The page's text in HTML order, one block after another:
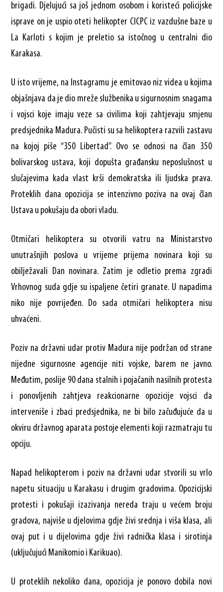
brigadi. Djelujući sa još jednom osobom i koristeći policijske
isprave on je uspio oteti helikopter CICPC iz vazdušne baze u
La Karloti s kojim je preletio sa istočnog u centralni dio
Karakasa.
U isto vrijeme, na Instagramu je emitovao niz videa u kojima
objašnjava da je dio mreže službenika u sigurnosnim snagama
i vojsci koje imaju veze sa civilima koji zahtjevaju smjenu
predsjednika Madura. Pučisti su sa helikoptera razvili zastavu
na kojoj piše “350 Libertad”. Ovo se odnosi na član 350
bolivarskog ustava, koji dopušta građansku neposlušnost u
slučajevima kada vlast krši demokratska ili ljudska prava.
Proteklih dana opozicija se intenzivno poziva na ovaj član
Ustava u pokušaju da obori vladu.
Otmičari helikoptera su otvorili vatru na Ministarstvo
unutrašnjih poslova u vrijeme prijema novinara koji su
obilježavali Dan novinara. Zatim je odletio prema zgradi
Vrhovnog suda gdje su ispaljene četiri granate. U napadima
niko nije povrijeđen. Do sada otmičari helikoptera nisu
uhvaćeni.
Poziv na državni udar protiv Madura nije podržan od strane
nijedne sigurnosne agencije niti vojske, barem ne javno.
Međutim, poslije 90 dana stalnih i pojačanih nasilnih protesta
i ponovljenih zahtjeva reakcionarne opozicije vojsci da
interveniše i zbaci predsjednika, ne bi bilo začuđujuće da u
okviru državnog aparata postoje elementi koji razmatraju tu
opciju.
Napad helikopterom i poziv na državni udar stvorili su vrlo
napetu situaciju u Karakasu i drugim gradovima. Opozicijski
protesti i pokušaji izazivanja nereda traju u većem broju
gradova, najviše u djelovima gdje živi srednja i viša klasa, ali
ovaj put i u dijelovima gdje živi radnička klasa i sirotinja
(uključujući Manikomio i Karikuao).
U proteklih nekoliko dana, opozicija je ponovo dobila novi